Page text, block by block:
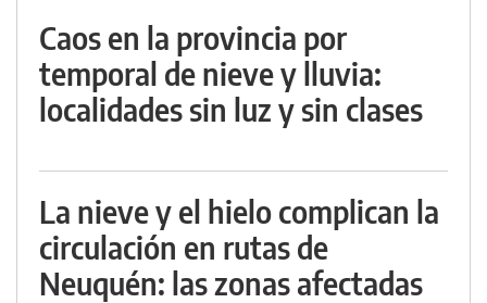
Caos en la provincia por
temporal de nieve y lluvia:
localidades sin luz y sin clases
La nieve y el hielo complican la
circulación en rutas de
Neuquén: las zonas afectadas